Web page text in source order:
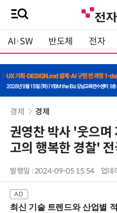
AI·SW 반도체 전자
경제 경제
권영찬 박사 '웃으며
고의 행복한 경찰'
발행일 : 2024-09-05 15:54 업
최신 기술 트렌드와 산업별 적용 사례, 실질